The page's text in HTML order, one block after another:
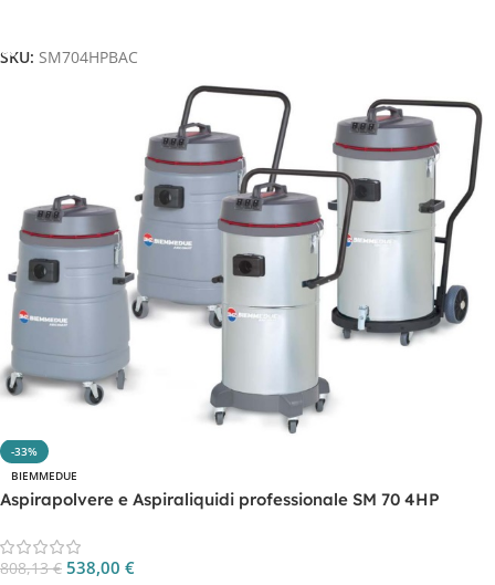
SKU: SM704HPBAC
-33%
BIEMMEDUE
Aspirapolvere e Aspiraliquidi professionale SM 70 4HP
808,13€ 538,00 €